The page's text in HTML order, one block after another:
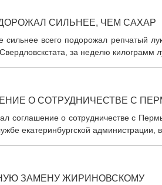
СИЛЬНЕЕ, ЧЕМ САХАР
всего подорожал репчатый
за неделю килограмм
О СОТРУДНИЧЕСТВЕ С
соглашение о сотрудничестве с
екатеринбургской администрации,
ЗАМЕНУ ЖИРИНОВСКОМУ